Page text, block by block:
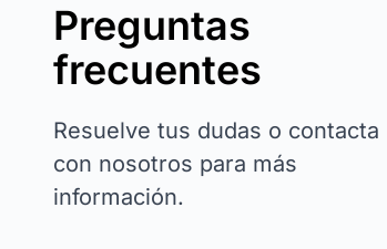
Preguntas
frecuentes
Resuelve tus dudas o contacta
con nosotros para más
información.